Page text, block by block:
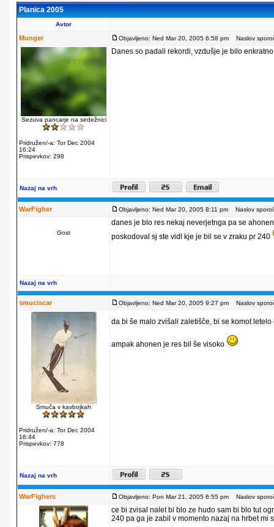
Planica 2005
Avtor
Munger Objavljeno: Ned Mar 20, 2005 6:58 pm Naslov
Sezuva pancarje na sedežnici
Pridružen/-a: Tor Dec 2004
16:24
Prispevkov: 298
Danes so padali rekordi, vzdušje je bilo
Nazaj na vrh
WarFigher Objavljeno: Ned Mar 20, 2005 8:11 pm Naslov
Gost
danes je blo res nekaj neverjetnga pa se
poskodoval sj ste vidl kje je bil se v zraku pr 240
Nazaj na vrh
smuciscar Objavljeno: Ned Mar 20, 2005 9:27 pm Naslov
Smuča v kavbojkah
Pridružen/-a: Tor Dec 2004
16:44
Prispevkov: 778
da bi še malo zvišali zaletišče, bi se komot
ampak ahonen je res bil še visoko
Nazaj na vrh
WarFighers Objavljeno: Pon Mar 21, 2005 6:55 pm Naslov
ce bi zvisal nalet bi blo ze hudo sam bi blo tut
240 pa ga je zabil v momento nazaj na hrbet mi